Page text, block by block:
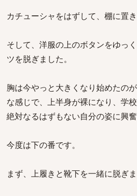
カチューシャをはずして、棚に置き
そして、洋服の上のボタンをゆっ
ツを脱ぎました。
胸は今やっと大きくなり始めたの
な感じで、上半身が裸になり、学
絶対なるはずもない自分の姿に興奮
今度は下の番です。
まず、上履きと靴下を一緒に脱ぎま